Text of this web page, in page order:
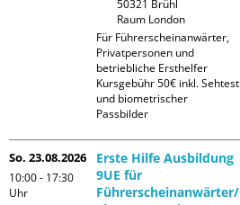
50321 Brühl
Raum London
Für Führerscheinanwärter,
Privatpersonen und
betriebliche Ersthelfer
Kursgebühr 50€ inkl. Sehtest
und biometrischer
Passbilder
So. 23.08.2026
10:00 - 17:30
Uhr
Erste Hilfe Ausbildung
9UE für
Führerscheinanwärter/